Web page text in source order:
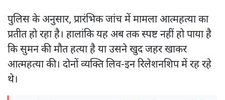
पुलिस के अनुसार, प्रारंभिक जांच में मामला आत्महत्या का
प्रतीत हो रहा है। हालांकि यह अब तक स्पष्ट नहीं हो पाया है
कि सुमन की मौत हत्या है या उसने खुद जहर खाकर
आत्महत्या की। दोनों व्यक्ति लिव-इन रिलेशनशिप में रह रहे
थे।